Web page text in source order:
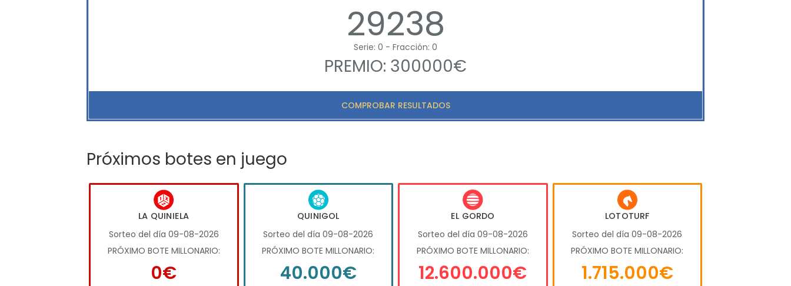
29238
Serie: 0 - Fracción: 0
PREMIO: 300000€
COMPROBAR RESULTADOS
Próximos botes en juego
LA QUINIELA
Sorteo del día 09-08-2026
PRÓXIMO BOTE MILLONARIO:
0€
QUINIGOL
Sorteo del día 09-08-2026
PRÓXIMO BOTE MILLONARIO:
40.000€
EL GORDO
Sorteo del día 09-08-2026
PRÓXIMO BOTE MILLONARIO:
12.600.000€
LOTOTURF
Sorteo del día 09-08-2026
PRÓXIMO BOTE MILLONARIO:
1.715.000€